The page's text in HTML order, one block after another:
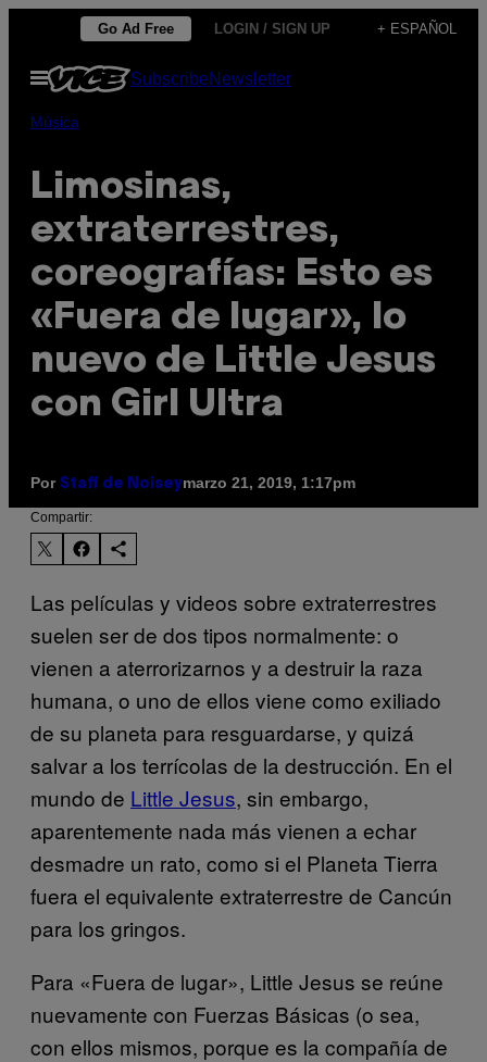
contenido
Go Ad Free LOGIN / SIGN UP + ESPAÑOL
Abrir
Menú
SubscribeNewsletter
Música
Limosinas,
extraterrestres,
coreografías: Esto es
«Fuera de lugar», lo
nuevo de Little Jesus
con Girl Ultra
Por Staff de Noiseymarzo 21, 2019, 1:17pm
Compartir:
Las películas y videos sobre extraterrestres
suelen ser de dos tipos normalmente: o
vienen a aterrorizarnos y a destruir la raza
humana, o uno de ellos viene como exiliado
de su planeta para resguardarse, y quizá
salvar a los terrícolas de la destrucción. En el
mundo de Little Jesus, sin embargo,
aparentemente nada más vienen a echar
desmadre un rato, como si el Planeta Tierra
fuera el equivalente extraterrestre de Cancún
para los gringos.
Para «Fuera de lugar», Little Jesus se reúne
nuevamente con Fuerzas Básicas (o sea,
con ellos mismos, porque es la compañía de